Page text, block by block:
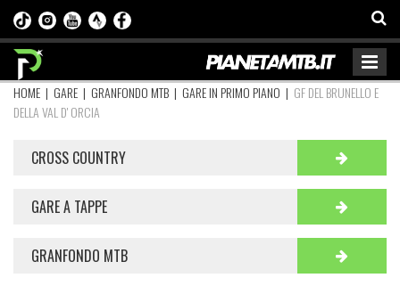
HOME | GARE | GRANFONDO MTB | GARE IN PRIMO PIANO | GF DEL BRUNELLO E
DELLA VAL D' ORCIA
CROSS COUNTRY
GARE A TAPPE
GRANFONDO MTB